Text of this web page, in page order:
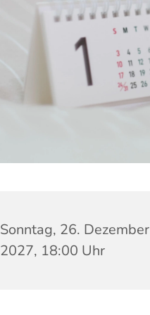
Sonntag, 26. Dezember
2027, 18:00 Uhr